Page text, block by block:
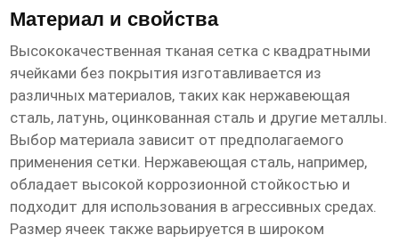
Материал и свойства
Высококачественная тканая сетка с квадратными
ячейками без покрытия изготавливается из
различных материалов, таких как нержавеющая
сталь, латунь, оцинкованная сталь и другие металлы.
Выбор материала зависит от предполагаемого
применения сетки. Нержавеющая сталь, например,
обладает высокой коррозионной стойкостью и
подходит для использования в агрессивных средах.
Размер ячеек также варьируется в широком